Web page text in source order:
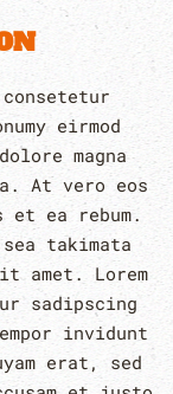
eirmod
magna
At vero eos
et ea rebum.
takimata
amet. Lorem
sadipscing
invidunt
erat, sed